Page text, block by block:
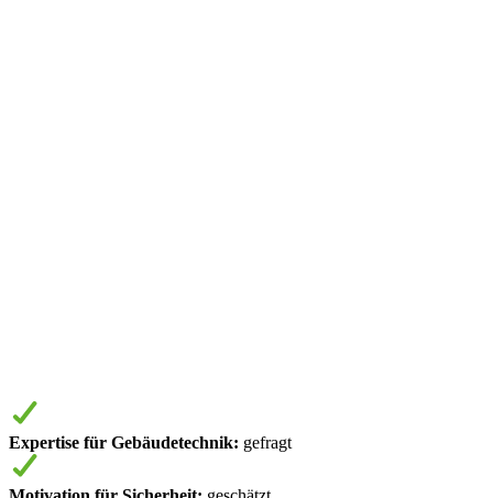
Expertise für Gebäudetechnik: gefragt